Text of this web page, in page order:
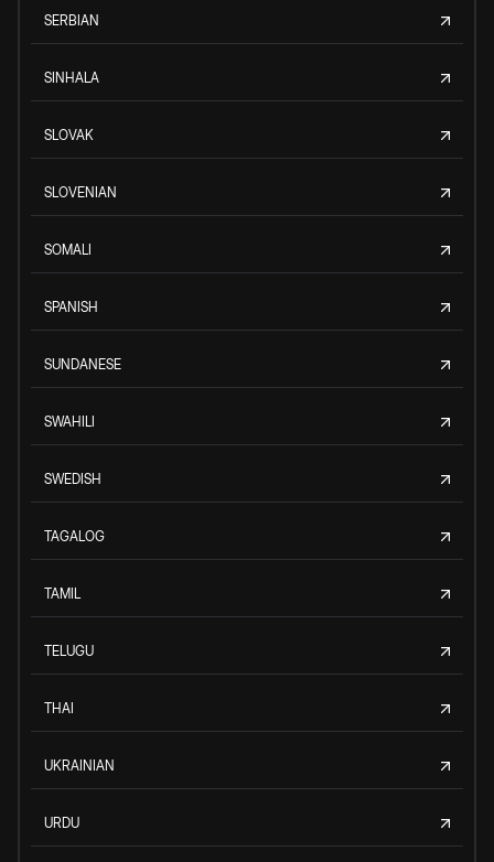
SERBIAN
SINHALA
SLOVAK
SLOVENIAN
SOMALI
SPANISH
SUNDANESE
SWAHILI
SWEDISH
TAGALOG
TAMIL
TELUGU
THAI
UKRAINIAN
URDU